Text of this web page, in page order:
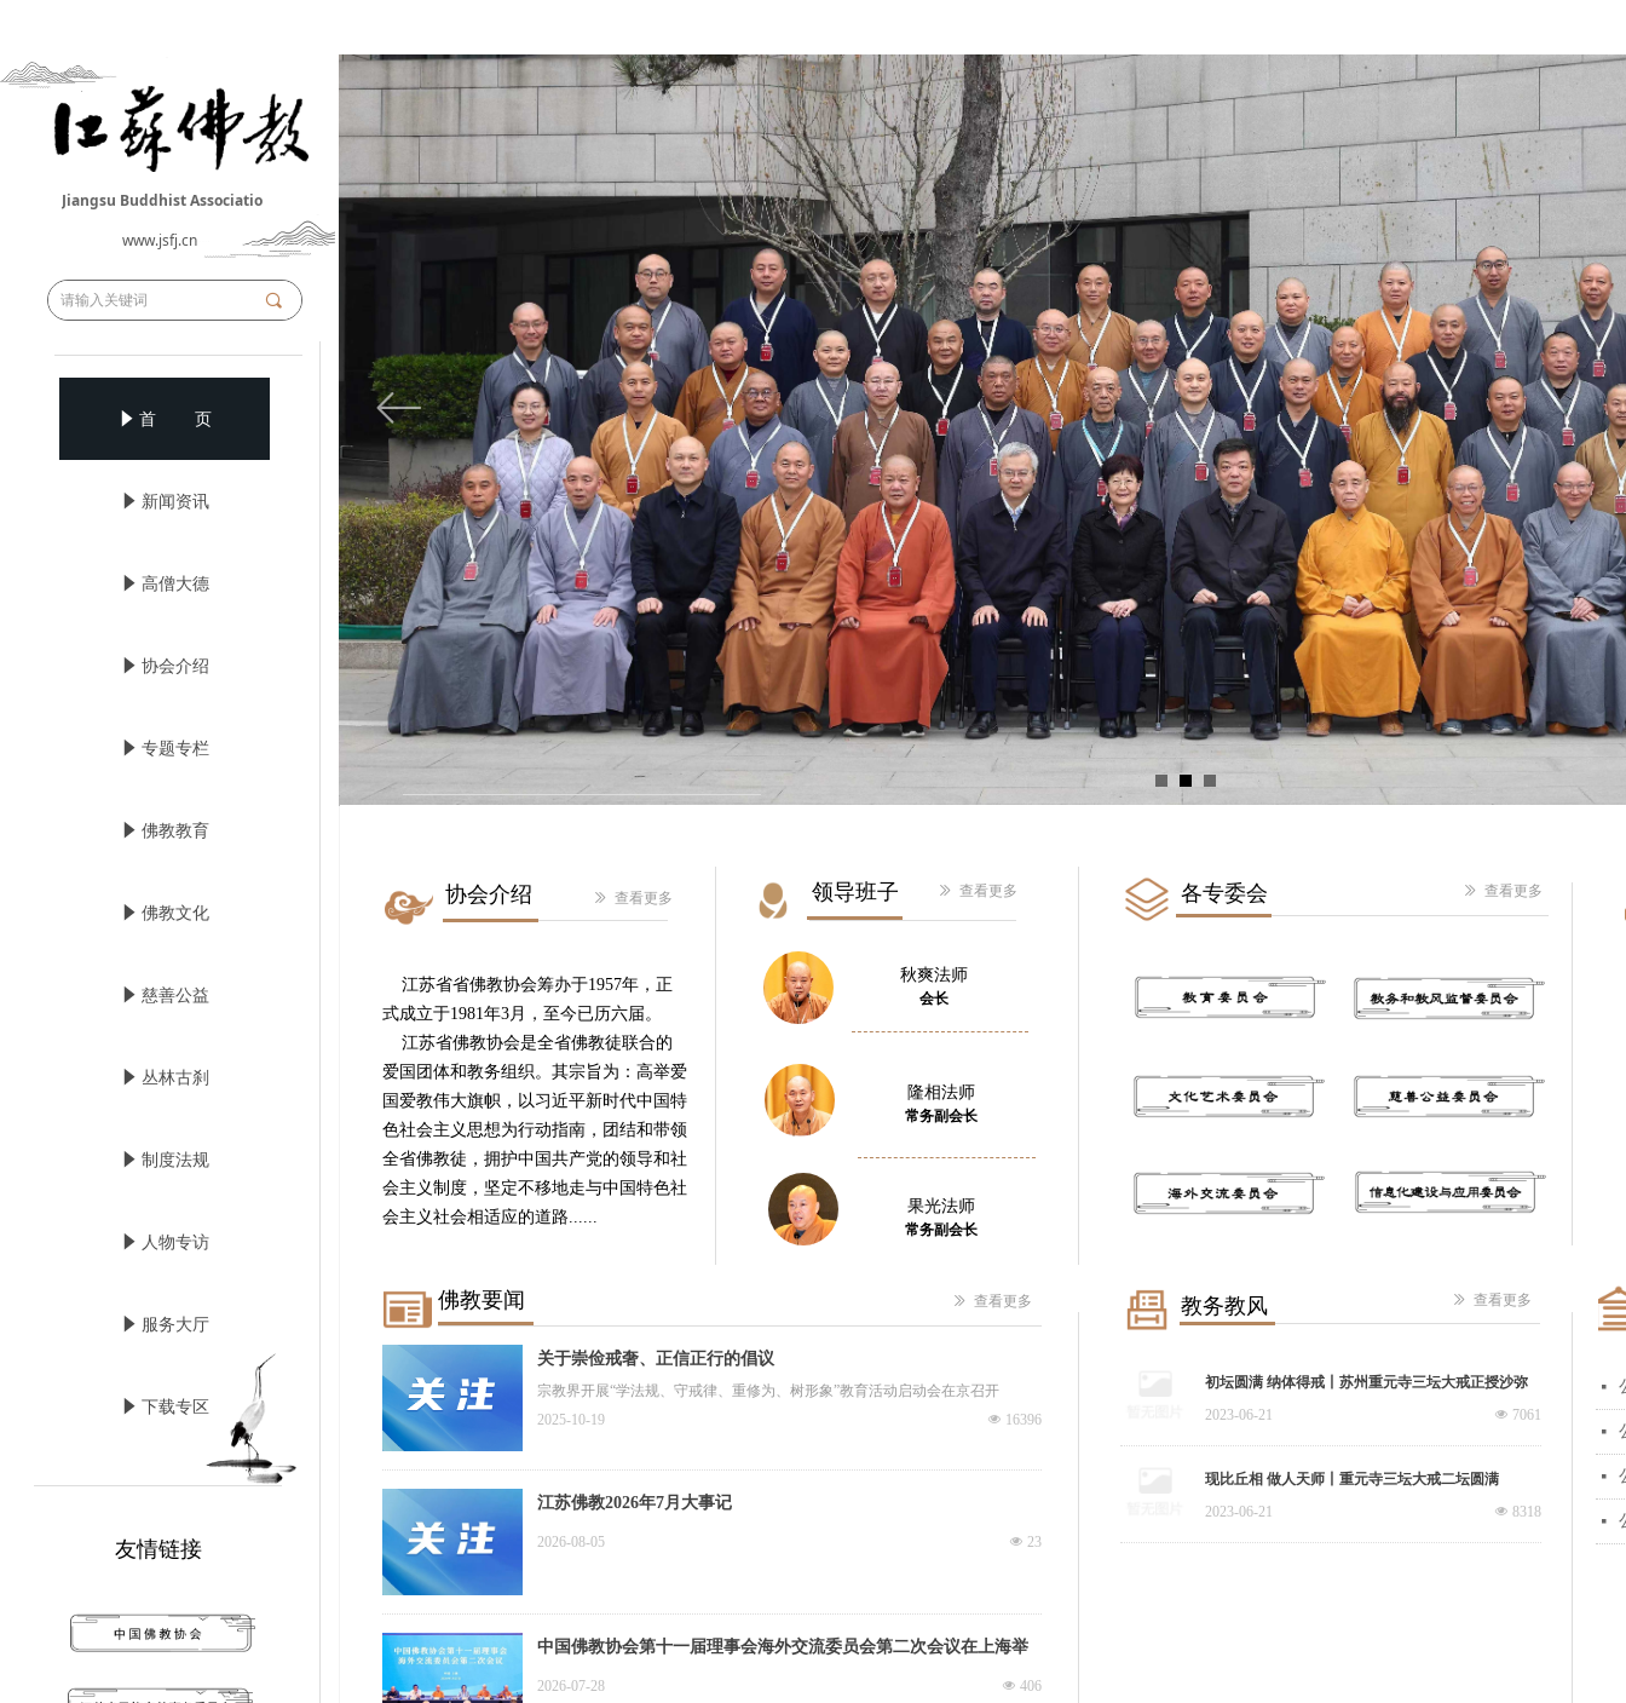
3月20日，江苏省佛教界代表人士培训班在北京中央社会主义学院开班。中国佛教协会会长演
觉法师，中央社会主义学院党组成员、副院长袁莎，中共江苏省委统战部副部长、江苏省民族
宗教事务委员会党组书记、主任马连美，受邀参加并讲话。
江苏省佛教界代表人士培
ꂃ
ꅀ 查看更多
协会介绍
江苏省省佛教协会筹办于1957年，正
式成立于1981年3月，至今已历六届。
江苏省佛教协会是全省佛教徒联合的
爱国团体和教务组织。其宗旨为：高举爱
国爱教伟大旗帜，以习近平新时代中国特
色社会主义思想为行动指南，团结和带领
全省佛教徒，拥护中国共产党的领导和社
会主义制度，坚定不移地走与中国特色社
会主义社会相适应的道路......
领导班子 ꅀ 查看更多
秋爽法师
会长
隆相法师
常务副会长
果光法师
常务副会长
各专委会
关于崇俭戒奢、正信正行的倡议
宗教界开展“学法规、守戒律、重修为、树形象”教育活动启动会在京召开
넶 16396
2025-10-19
江苏佛教2026年7月大事记
넶 23
2026-08-05
中国佛教协会第十一届理事会海外交流委员会第二次会议在上海举
行
넶 406
2026-07-28
佛教要闻
初坛圆满 纳体得戒丨苏州重元寺三坛大戒正授沙弥
戒
넶 7061
2023-06-21
现比丘相 做人天师丨重元寺三坛大戒二坛圆满
넶 8318
2023-06-21
教务教风
넷
넷
넷
넷
ꅀ 查看更多
ꅀ 查看更多 ꅀ 查看更多
념 首 页
념 新闻资讯
념 高僧大德
념 协会介绍
념 专题专栏
념 佛教教育
념 佛教文化
념 慈善公益
념 丛林古刹
념 制度法规
념 人物专访
념 服务大厅
념 下载专区
www.jsfj.cn
Jiangsu Buddhist Associatio
끠
友情链接